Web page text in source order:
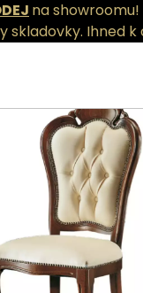
na showroomu!
skladovky. Ihned k